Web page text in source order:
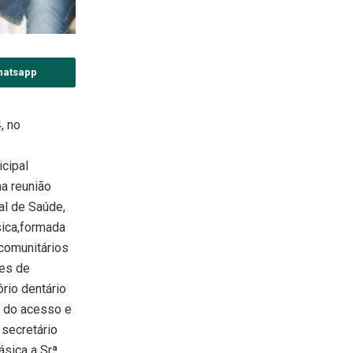
no
reunião
de Saúde,
de
dentário
do acesso e